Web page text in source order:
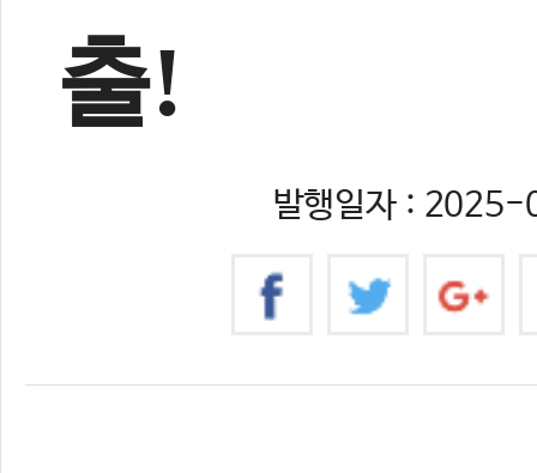
출!
발행일자 :